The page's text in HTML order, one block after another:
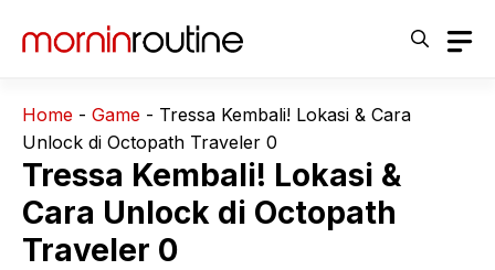
Home - Game - Tressa Kembali! Lokasi & Cara
Unlock di Octopath Traveler 0
Tressa Kembali! Lokasi &
Cara Unlock di Octopath
Traveler 0